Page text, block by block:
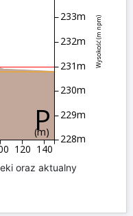
(m)
120 140
Wysokość (m npm)
228m
229m
230m
231m
232m
233m
oraz aktualny